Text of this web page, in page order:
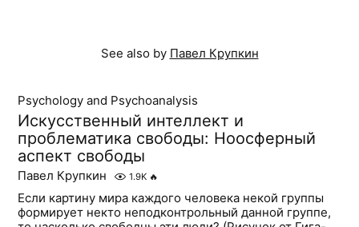
See also by Павел Крупкин
Psychology and Psychoanalysis
Искусственный интеллект и
проблематика свободы: Ноосферный
аспект свободы
Павел Крупкин 1.9K 🔥
Если картину мира каждого человека некой группы
формирует некто неподконтрольный данной группе,